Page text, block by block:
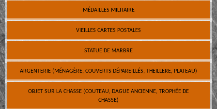
MÉDAILLES MILITAIRE
VIEILLES CARTES POSTALES
STATUE DE MARBRE
ARGENTERIE (MÉNAGÈRE, COUVERTS DÉPAREILLÉS, THEILLERE, PLATEAU)
OBJET SUR LA CHASSE (COUTEAU, DAGUE ANCIENNE, TROPHÉE DE
CHASSE)